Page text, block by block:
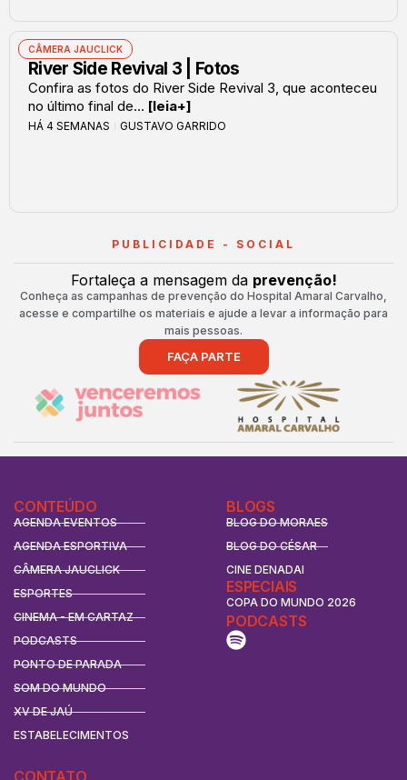
CÂMERA JAUCLICK
River Side Revival 3 | Fotos
Confira as fotos do River Side Revival 3, que aconteceu
no último final de... [leia+]
HÁ 4 SEMANAS GUSTAVO GARRIDO
PUBLICIDADE - SOCIAL
Fortaleça a mensagem da prevenção!
Conheça as campanhas de prevenção do Hospital Amaral Carvalho,
acesse e compartilhe os materiais e ajude a levar a informação para
mais pessoas.
FAÇA PARTE
CONTEÚDO
AGENDA EVENTOS
AGENDA ESPORTIVA
CÂMERA JAUCLICK
ESPORTES
CINEMA - EM CARTAZ
PODCASTS
PONTO DE PARADA
SOM DO MUNDO
XV DE JAÚ
ESTABELECIMENTOS
BLOGS
BLOG DO MORAES
BLOG DO CÉSAR
CINE DENADAI
ESPECIAIS
COPA DO MUNDO 2026
PODCASTS